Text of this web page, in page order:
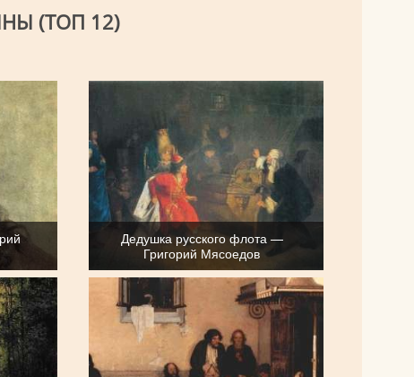
(ТОП 12)
Дедушка русского флота —
Григорий Мясоедов